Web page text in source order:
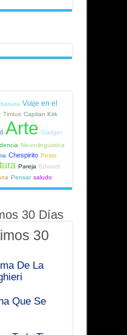
basura Viaje en el
Tinitus Capitan Kirk
Arte Gadget
Neurolinguistica
Chespirito Peste
Pareja Edward
Pensar saludo
30 Días
30
De La
Que Se